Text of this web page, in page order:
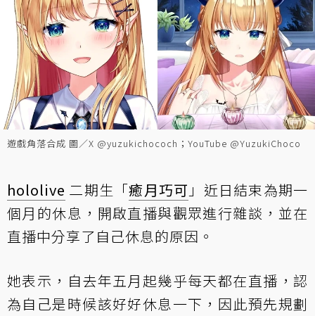
遊戲角落合成 圖／X @yuzukichococh；YouTube @YuzukiChoco
hololive 二期生「癒月巧可 」近日結束為期一
個月的休息，開啟直播與觀眾進行雜談，並在
直播中分享了自己休息的原因。
她表示，自去年五月起幾乎每天都在直播，認
為自己是時候該好好休息一下，因此預先規劃